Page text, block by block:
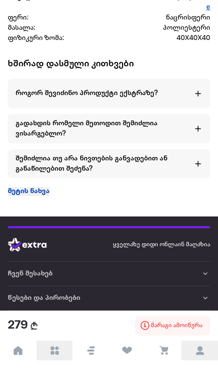
279 მარაგი ამოიწურა
e
ფერი:
ნაცრისფერი
მასალა:
პოლიესტერი
ფიზიკური ზომა:
40X40X40
ხშირად დასმული კითხვები
როგორ შევიძინო პროდუქტი ექსტრაზე?
გადახდის რომელი მეთოდით შემიძლია
ვისარგებლო?
შემიძლია თუ არა ნივთების განვადებით ან
განაწილებით შეძენა?
მეტის ნახვა
ყველაზე დიდი ონლაინ მაღაზია
ჩვენ შესახებ
წესები და პირობები
პარტნიორებისთვის
ტრენდული